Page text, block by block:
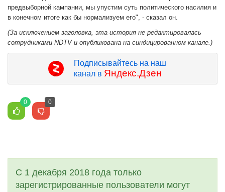
предвыборной кампании, мы упустим суть политического насилия и
в конечном итоге как бы нормализуем его", - сказал он.
(За исключением заголовка, эта история не редактировалась
сотрудниками NDTV и опубликована на синдицированном канале.)
Подписывайтесь на наш
канал в Яндекс.Дзен
0 0
С 1 декабря 2018 года только
зарегистрированные пользователи могут